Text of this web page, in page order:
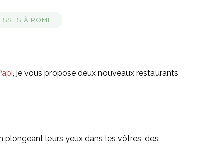
À ROME
, je vous propose deux nouveaux restaurants
leurs yeux dans les vôtres, des